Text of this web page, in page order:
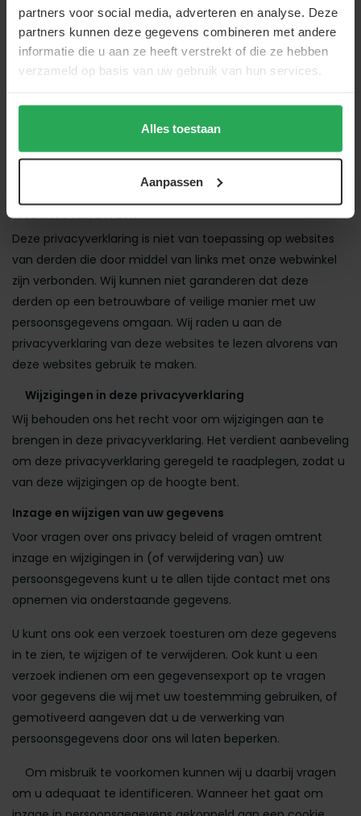
partners voor social media, adverteren en analyse. Deze
partners kunnen deze gegevens combineren met andere
informatie die u aan ze heeft verstrekt of die ze hebben
verzameld op basis van uw gebruik van hun services.
Alles toestaan
Aanpassen
Bewaartermijnen
De hierboven beschreven persoonsgegevens worden
bewaard voor zo lang als nodig om uw bestellingen af te
handelen, inclusief garantie. Daarna bewaren wij gegevens
doeleinden. De gegevens worden vervolgens gewist, tenzij
de fiscale bewaarplicht van zeven jaar voor
Websites van derden
Deze privacyverklaring is niet van toepassing op websites
van derden die door middel van links met onze webwinkel
zijn verbonden. Wij kunnen niet garanderen dat deze
derden op een betrouwbare of veilige manier met uw
persoonsgegevens omgaan. Wij raden u aan de
privacyverklaring van deze websites te lezen alvorens van
deze websites gebruik te maken.
Wijzigingen in deze privacyverklaring
Wij behouden ons het recht voor om wijzigingen aan te
brengen in deze privacyverklaring. Het verdient aanbeveling
om deze privacyverklaring geregeld te raadplegen, zodat u
van deze wijzigingen op de hoogte bent.
Inzage en wijzigen van uw gegevens
Voor vragen over ons privacy beleid of vragen omtrent
inzage en wijzigingen in (of verwijdering van) uw
persoonsgegevens kunt u te allen tijde contact met ons
opnemen via onderstaande gegevens.
U kunt ons ook een verzoek toesturen om deze gegevens
in te zien, te wijzigen of te verwijderen. Ook kunt u een
verzoek indienen om een gegevensexport op te vragen
voor gegevens die wij met uw toestemming gebruiken, of
gemotiveerd aangeven dat u de verwerking van
persoonsgegevens door ons wil laten beperken.
Om misbruik te voorkomen kunnen wij u daarbij vragen
om u adequaat te identificeren. Wanneer het gaat om